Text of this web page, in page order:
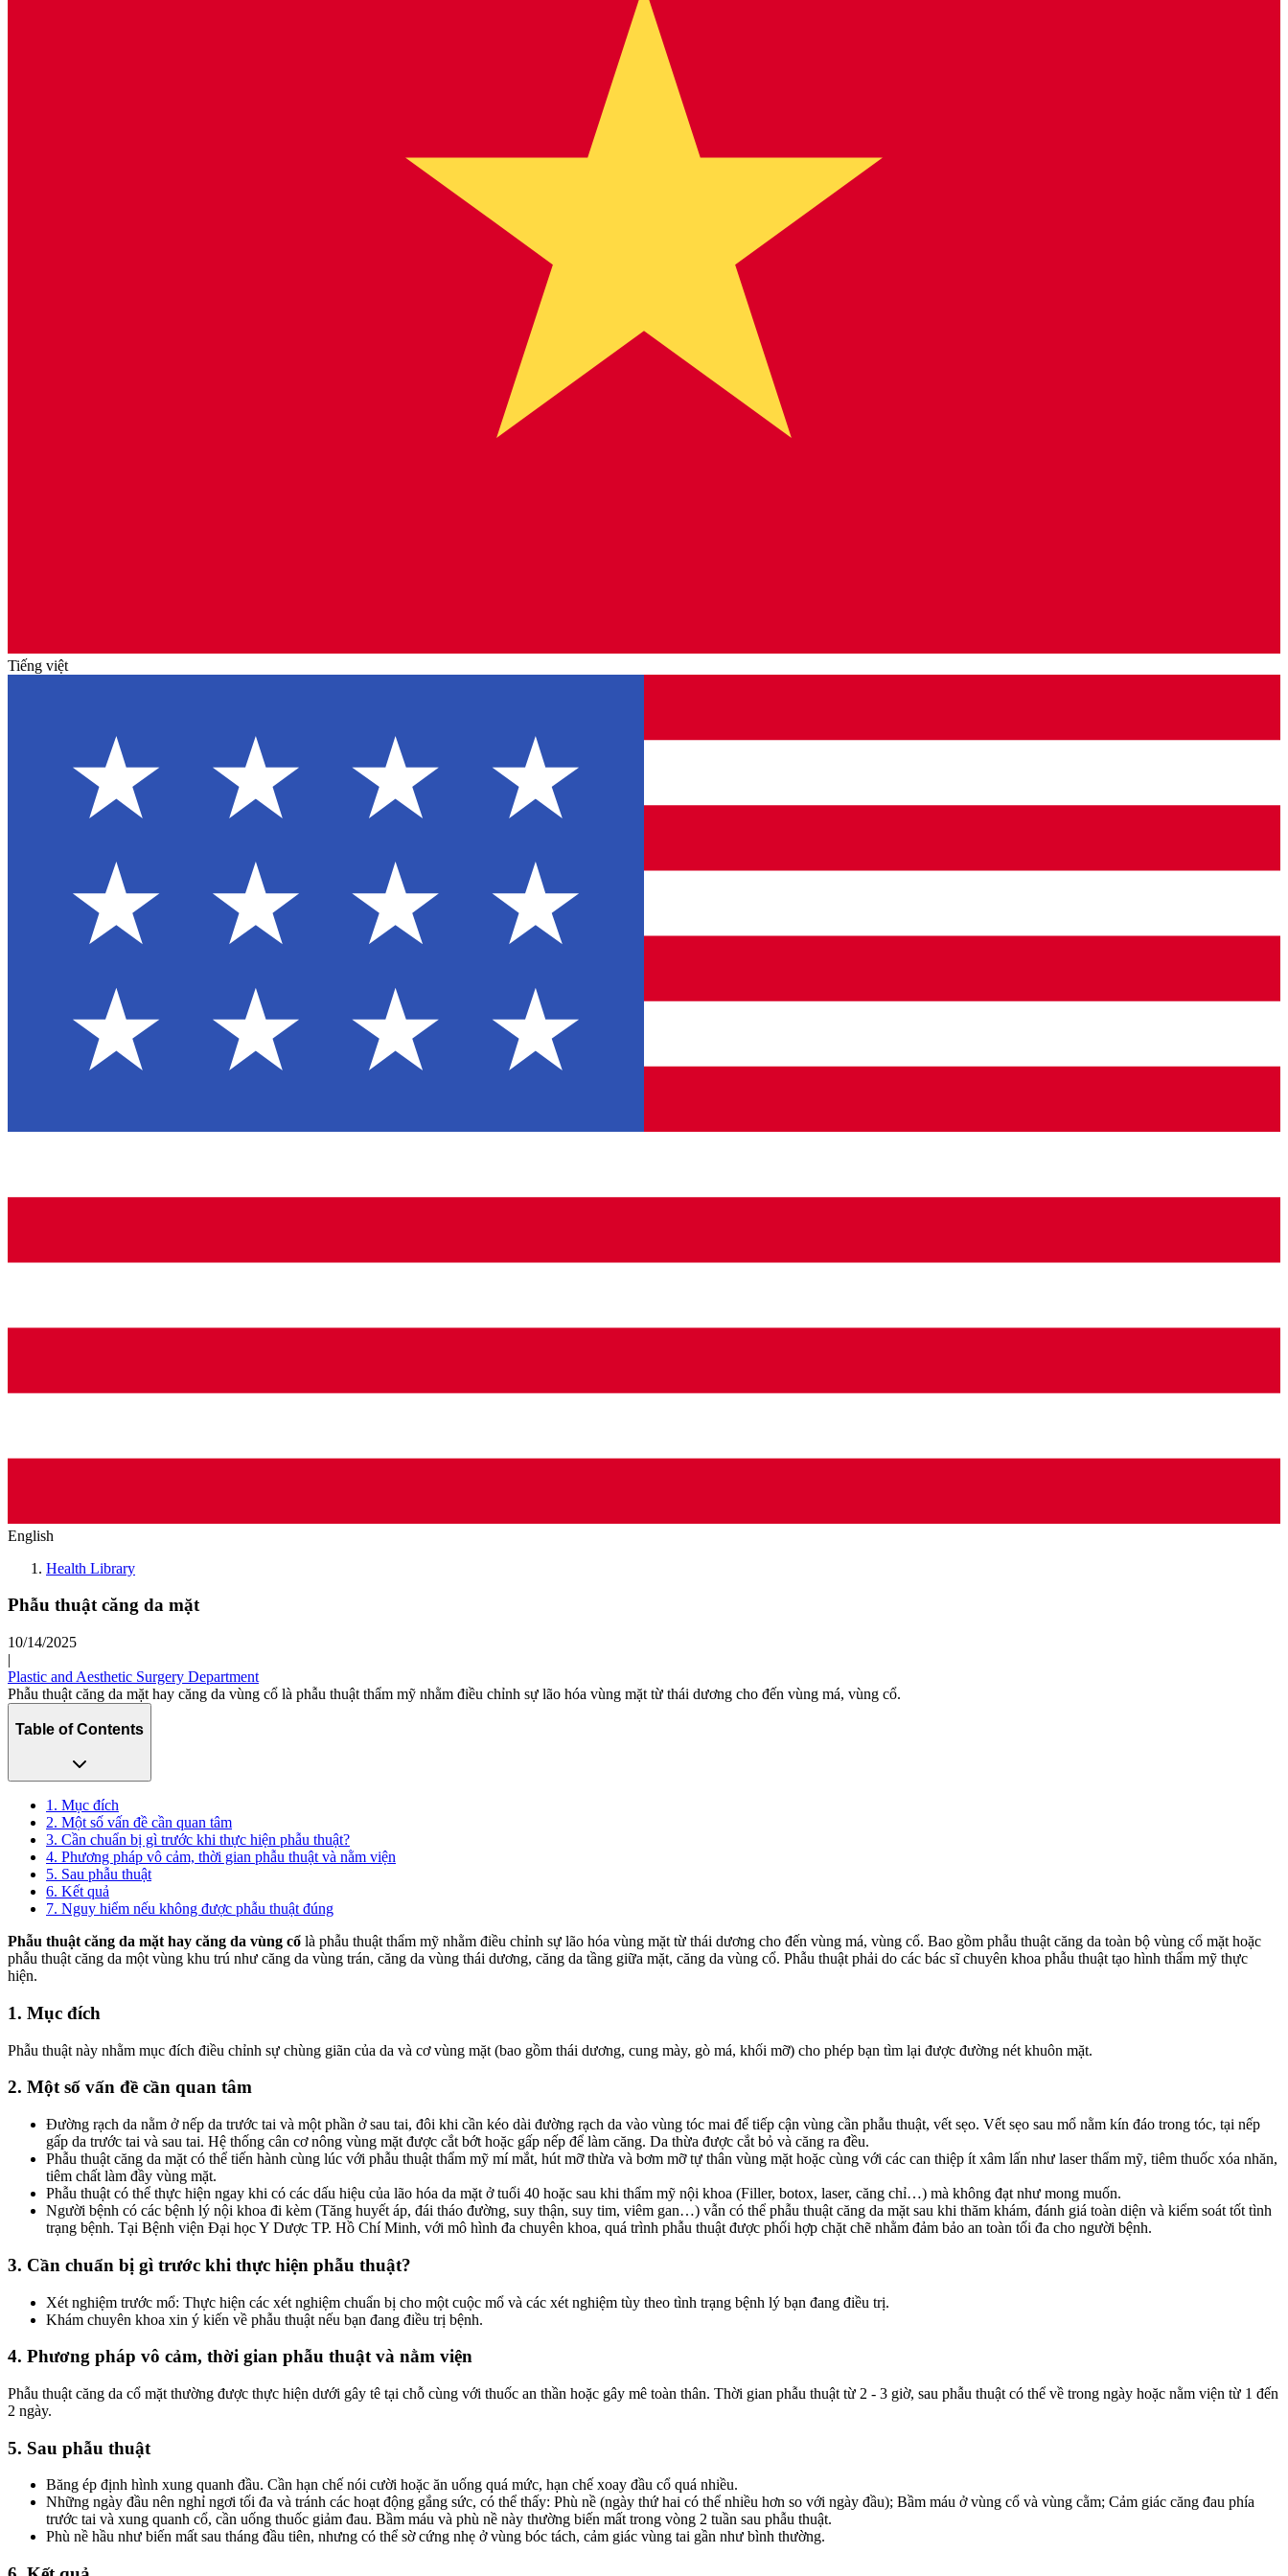
Tiếng việt
English
Health Library
Phẫu thuật căng da mặt
10/14/2025
|
Plastic and Aesthetic Surgery Department
Phẫu thuật căng da mặt hay căng da vùng cổ là phẫu thuật thẩm mỹ nhằm điều chỉnh sự lão hóa vùng mặt từ thái dương cho đến vùng má, vùng cổ.
Table of Contents
1. Mục đích
2. Một số vấn đề cần quan tâm
3. Cần chuẩn bị gì trước khi thực hiện phẫu thuật?
4. Phương pháp vô cảm, thời gian phẫu thuật và nằm viện
5. Sau phẫu thuật
6. Kết quả
7. Nguy hiểm nếu không được phẫu thuật đúng
Phẫu thuật căng da mặt hay căng da vùng cổ là phẫu thuật thẩm mỹ nhằm điều chỉnh sự lão hóa vùng mặt từ thái dương cho đến vùng má, vùng cổ. Bao gồm phẫu thuật căng da toàn bộ vùng cổ mặt hoặc
phẫu thuật căng da một vùng khu trú như căng da vùng trán, căng da vùng thái dương, căng da tầng giữa mặt, căng da vùng cổ. Phẫu thuật phải do các bác sĩ chuyên khoa phẫu thuật tạo hình thẩm mỹ thực
hiện.
1. Mục đích
Phẫu thuật này nhằm mục đích điều chỉnh sự chùng giãn của da và cơ vùng mặt (bao gồm thái dương, cung mày, gò má, khối mỡ) cho phép bạn tìm lại được đường nét khuôn mặt.
2. Một số vấn đề cần quan tâm
Đường rạch da nằm ở nếp da trước tai và một phần ở sau tai, đôi khi cần kéo dài đường rạch da vào vùng tóc mai để tiếp cận vùng cần phẫu thuật, vết sẹo. Vết sẹo sau mổ nằm kín đáo trong tóc, tại nếp
gấp da trước tai và sau tai. Hệ thống cân cơ nông vùng mặt được cắt bớt hoặc gấp nếp để làm căng. Da thừa được cắt bỏ và căng ra đều.
Phẫu thuật căng da mặt có thể tiến hành cùng lúc với phẫu thuật thẩm mỹ mí mắt, hút mỡ thừa và bơm mỡ tự thân vùng mặt hoặc cùng với các can thiệp ít xâm lấn như laser thẩm mỹ, tiêm thuốc xóa nhăn,
tiêm chất làm đầy vùng mặt.
Phẫu thuật có thể thực hiện ngay khi có các dấu hiệu của lão hóa da mặt ở tuổi 40 hoặc sau khi thẩm mỹ nội khoa (Filler, botox, laser, căng chỉ…) mà không đạt như mong muốn.
Người bệnh có các bệnh lý nội khoa đi kèm (Tăng huyết áp, đái tháo đường, suy thận, suy tim, viêm gan…) vẫn có thể phẫu thuật căng da mặt sau khi thăm khám, đánh giá toàn diện và kiểm soát tốt tình
trạng bệnh. Tại Bệnh viện Đại học Y Dược TP. Hồ Chí Minh, với mô hình đa chuyên khoa, quá trình phẫu thuật được phối hợp chặt chẽ nhằm đảm bảo an toàn tối đa cho người bệnh.
3. Cần chuẩn bị gì trước khi thực hiện phẫu thuật?
Xét nghiệm trước mổ: Thực hiện các xét nghiệm chuẩn bị cho một cuộc mổ và các xét nghiệm tùy theo tình trạng bệnh lý bạn đang điều trị.
Khám chuyên khoa xin ý kiến về phẫu thuật nếu bạn đang điều trị bệnh.
4. Phương pháp vô cảm, thời gian phẫu thuật và nằm viện
Phẫu thuật căng da cổ mặt thường được thực hiện dưới gây tê tại chỗ cùng với thuốc an thần hoặc gây mê toàn thân. Thời gian phẫu thuật từ 2 - 3 giờ, sau phẫu thuật có thể về trong ngày hoặc nằm viện từ 1 đến
2 ngày.
5. Sau phẫu thuật
Băng ép định hình xung quanh đầu. Cần hạn chế nói cười hoặc ăn uống quá mức, hạn chế xoay đầu cổ quá nhiều.
Những ngày đầu nên nghỉ ngơi tối đa và tránh các hoạt động gắng sức, có thể thấy: Phù nề (ngày thứ hai có thể nhiều hơn so với ngày đầu); Bầm máu ở vùng cổ và vùng cằm; Cảm giác căng đau phía
trước tai và xung quanh cổ, cần uống thuốc giảm đau. Bầm máu và phù nề này thường biến mất trong vòng 2 tuần sau phẫu thuật.
Phù nề hầu như biến mất sau tháng đầu tiên, nhưng có thể sờ cứng nhẹ ở vùng bóc tách, cảm giác vùng tai gần như bình thường.